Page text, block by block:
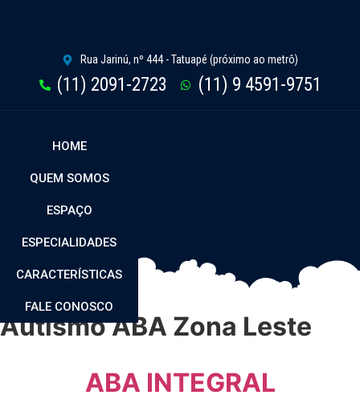
Rua Jarinú, nº 444 - Tatuapé (próximo ao metrô)
(11) 2091-2723 (11) 9 4591-9751
HOME
QUEM SOMOS
ESPAÇO
ESPECIALIDADES
CARACTERÍSTICAS
FALE CONOSCO
Autismo ABA Zona Leste
ABA INTEGRAL